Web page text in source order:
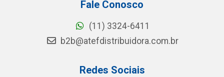
Fale Conosco
(11) 3324-6411
b2b@atefdistribuidora.com.br
Redes Sociais